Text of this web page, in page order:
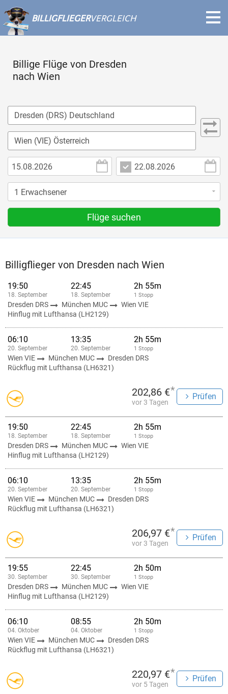
BILLIGFLIEGERVERGLEICH
Billige Flüge von Dresden
nach Wien
Flüge suchen
Billigflieger von Dresden nach Wien
19:50
18. September
22:45
18. September
2h 55m
1 Stopp
Dresden DRS München MUC
Wien VIE
Hinflug mit Lufthansa (LH2129)
06:10
20. September
13:35
20. September
2h 55m
1 Stopp
Wien VIE München MUC
Dresden DRS
Rückflug mit Lufthansa (LH6321)
202,86 €*
vor 3 Tagen
Prüfen
19:50
18. September
22:45
18. September
2h 55m
1 Stopp
Dresden DRS München MUC
Wien VIE
Hinflug mit Lufthansa (LH2129)
06:10
20. September
13:35
20. September
2h 55m
1 Stopp
Wien VIE München MUC
Dresden DRS
Rückflug mit Lufthansa (LH6321)
206,97 €*
vor 3 Tagen
Prüfen
19:55
30. September
22:45
30. September
2h 50m
1 Stopp
Dresden DRS München MUC
Wien VIE
Hinflug mit Lufthansa (LH2129)
06:10
04. Oktober
08:55
04. Oktober
2h 50m
1 Stopp
Wien VIE München MUC
Dresden DRS
Rückflug mit Lufthansa (LH6321)
220,97 €*
vor 5 Tagen
Prüfen